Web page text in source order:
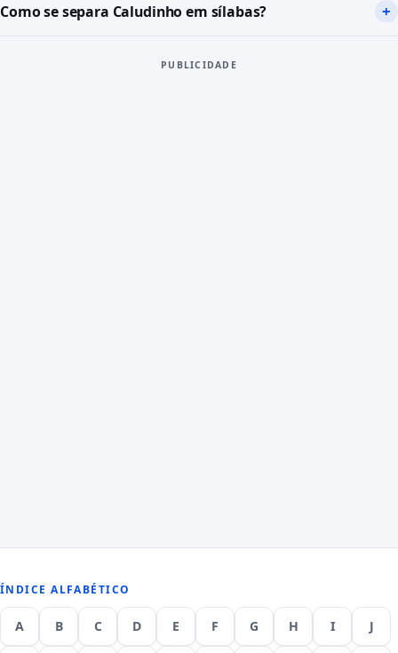
Como se separa Caludinho em sílabas?
PUBLICIDADE
ÍNDICE ALFABÉTICO
A B C D E F G H I J